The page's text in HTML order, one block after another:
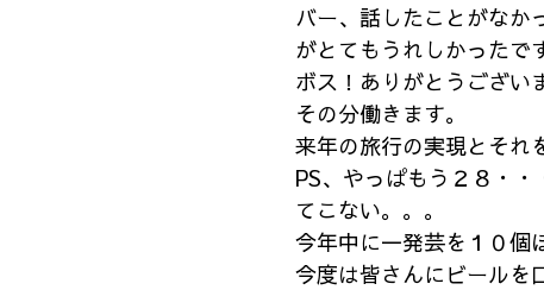
バー、話したことがなか
がとてもうれしかったで
ボス！ありがとうござい
その分働きます。
来年の旅行の実現とそれ
PS、やっぱもう２８・
てこない。。。
今年中に一発芸を１０個
今度は皆さんにビールを